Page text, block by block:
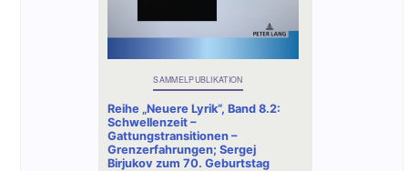
SAMMELPUBLIKATION
Reihe „Neuere Lyrik“, Band 8.2:
Schwellenzeit –
Gattungstransitionen –
Grenzerfahrungen; Sergej
Birjukov zum 70. Geburtstag